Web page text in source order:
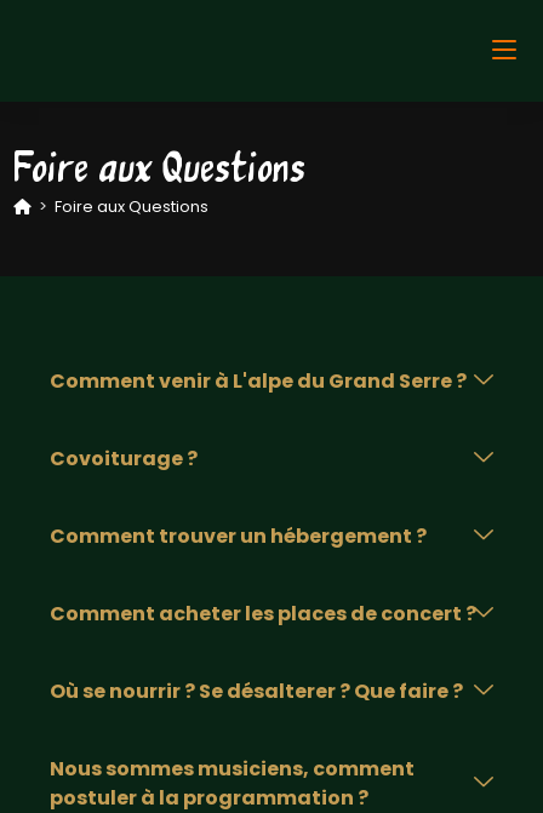
Foire aux Questions
> Foire aux Questions
Comment venir à L'alpe du Grand Serre ?
Covoiturage ?
Comment trouver un hébergement ?
Comment acheter les places de concert ?
Où se nourrir ? Se désalterer ? Que faire ?
Nous sommes musiciens, comment
postuler à la programmation ?